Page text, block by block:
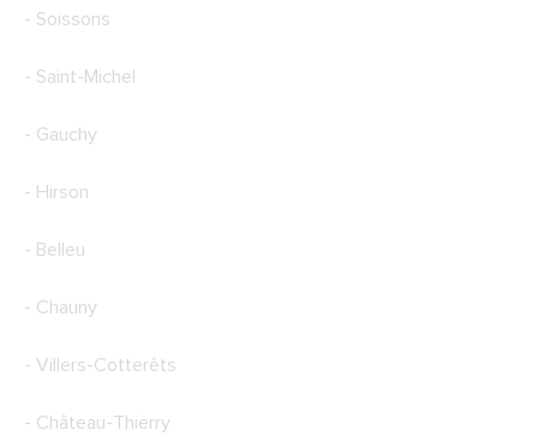
- Soissons
- Saint-Michel
- Gauchy
- Hirson
- Belleu
- Chauny
- Villers-Cotterêts
- Château-Thierry